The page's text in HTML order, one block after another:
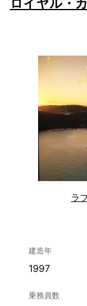
ロイヤル・
ラ
建造年
1997
乗務員数